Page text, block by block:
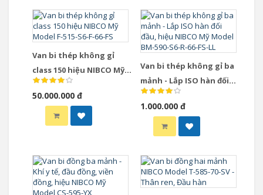
Van bi thép không gỉ
class 150 hiệu NIBCO Mỹ
Model F-515-S6-F-66-FS
50.000.000 đ
Van bi thép không gỉ ba
mảnh - Lắp ISO hàn đối
đầu, hiệu NIBCO Mỹ Model
BM-590-S6-R-66-FS-LL
1.000.000 đ